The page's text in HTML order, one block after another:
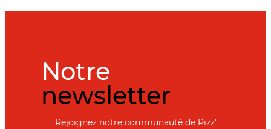
Notre
newsletter
Rejoignez notre communauté de Pizz'